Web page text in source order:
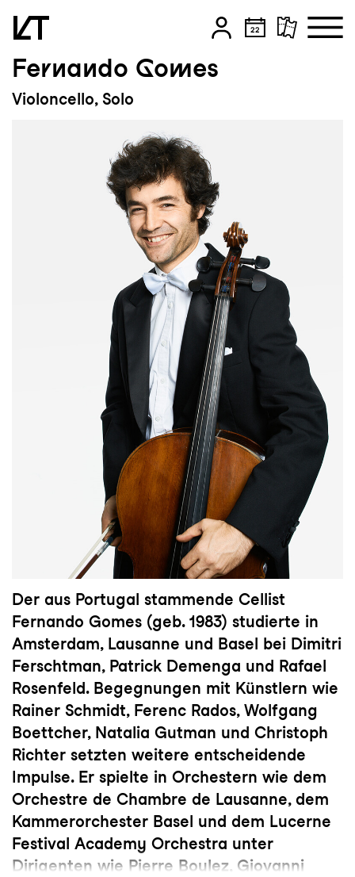
Zum Hauptinhalt springen
Zum Footer springen
Fernando Gomes
Violoncello, Solo
Der aus Portugal stammende Cellist
Fernando Gomes (geb. 1983) studierte in
Amsterdam, Lausanne und Basel bei Dimitri
Ferschtman, Patrick Demenga und Rafael
Rosenfeld. Begegnungen mit Künstlern wie
Rainer Schmidt, Ferenc Rados, Wolfgang
Boettcher, Natalia Gutman und Christoph
Richter setzten weitere entscheidende
Impulse. Er spielte in Orchestern wie dem
Orchestre de Chambre de Lausanne, dem
Kammerorchester Basel und dem Lucerne
Festival Academy Orchestra unter
Dirigenten wie Pierre Boulez, Giovanni